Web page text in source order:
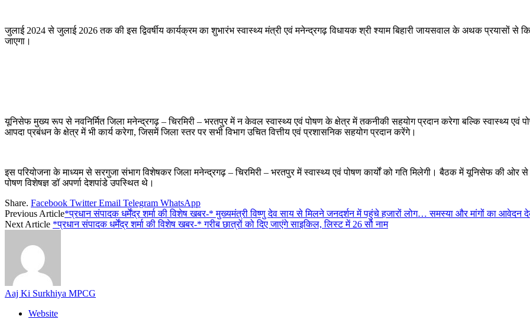
जुलाई 2024 से जुलाई 2026 तक की इस द्विवर्षीय कार्यक्रम का शुभारंभ स्वास्थ्य मंत्री एवं मनेन्द्रगढ़ विधायक श्री श्याम बिहारी जायसवाल के अथक प्रयासों से
जाएगा।
यूनिसेफ मुख्य रूप से नवनिर्मित जिला मनेन्द्रगढ़ – चिरमिरी – भरतपुर में न केवल स्वास्थ्य एवं पोषण के क्षेत्र में तकनीकी सहयोग प्रदान करेगा बल्कि स्वास्थ्य एवं
आपदा प्रबंधन के क्षेत्र में भी कार्य करेगा, जिसमें जिला स्तर पर सभी विभाग उचित वित्तीय एवं प्रशासनिक सहयोग प्रदान करेंगे।
इस परियोजना के माध्यम से सरगुजा संभाग विशेषकर जिला मनेन्द्रगढ़ – चिरमिरी – भरतपुर में स्वास्थ्य एवं पोषण कार्यों को गति मिलेगी। बैठक में यूनिसेफ की ओर से
पोषण विशेषज्ञ डॉ अपर्णा देशपांडे उपस्थित थे।
Share. Facebook Twitter Email Telegram WhatsApp
Previous Article*प्रधान संपादक धर्मेंद्र शर्मा की विशेष खबर-* मुख्यमंत्री विष्णु देव साय से मिलने जनदर्शन में पहुंचे हजारों लोग… समस्या और मांगों का आवेदन
Next Article *प्रधान संपादक धर्मेंद्र शर्मा की विशेष खबर-* गरीब छात्रों को दिए जाएंगे साइकिल, लिस्ट में 26 सौ नाम
Aaj Ki Surkhiya MPCG
Website